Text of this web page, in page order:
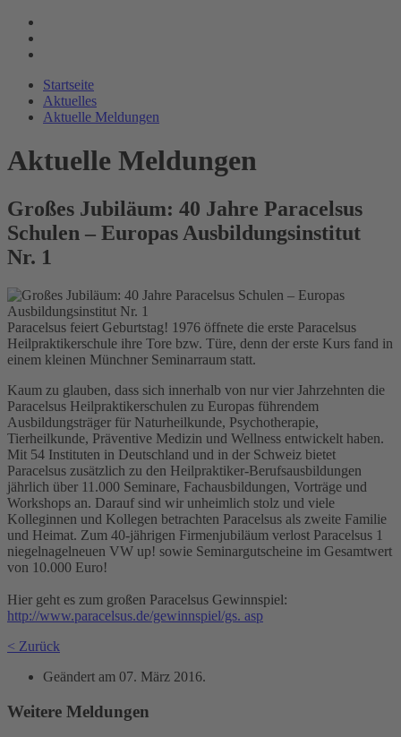
Startseite
Aktuelles
Aktuelle Meldungen
Aktuelle Meldungen
Großes Jubiläum: 40 Jahre Paracelsus
Schulen – Europas Ausbildungsinstitut
Nr. 1
Paracelsus feiert Geburtstag! 1976 öffnete die erste Paracelsus
Heilpraktikerschule ihre Tore bzw. Türe, denn der erste Kurs fand in
einem kleinen Münchner Seminarraum statt.
Kaum zu glauben, dass sich innerhalb von nur vier Jahrzehnten die
Paracelsus Heilpraktikerschulen zu Europas führendem
Ausbildungsträger für Naturheilkunde, Psychotherapie,
Tierheilkunde, Präventive Medizin und Wellness entwickelt haben.
Mit 54 Instituten in Deutschland und in der Schweiz bietet
Paracelsus zusätzlich zu den Heilpraktiker-Berufsausbildungen
jährlich über 11.000 Seminare, Fachausbildungen, Vorträge und
Workshops an. Darauf sind wir unheimlich stolz und viele
Kolleginnen und Kollegen betrachten Paracelsus als zweite Familie
und Heimat. Zum 40-jährigen Firmenjubiläum verlost Paracelsus 1
niegelnagelneuen VW up! sowie Seminargutscheine im Gesamtwert
von 10.000 Euro!
Hier geht es zum großen Paracelsus Gewinnspiel:
http://www.paracelsus.de/gewinnspiel/gs. asp
< Zurück
Geändert am 07. März 2016.
Weitere Meldungen